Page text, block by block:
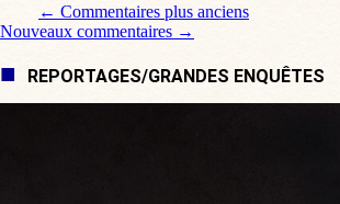
Navigation de commentaire
← Commentaires plus anciens
Nouveaux commentaires →
REPORTAGES/GRANDES ENQUÊTES